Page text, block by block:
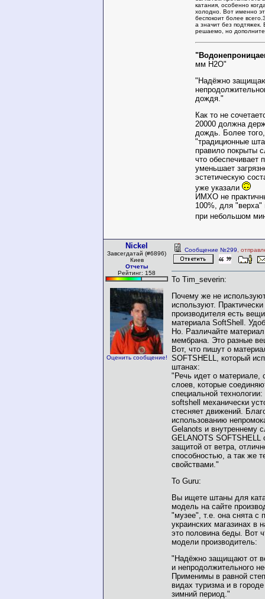
катания, особенно
холодно. Вот именно
беспокоит более
а значит без подтяжек.
решаемо, но
мм H2O"
"Надёжно
дождя."
Как то не
20000 должна
дождь. Более того,
"традиционные
правило покрыты
что обеспечивает
уменьшает
эстетическую
уже указали
ИМХО не
100%, для
при небольшом
Nickel
Завсегдатай (#6896)
Киев
Отчеты
Рейтинг: 158
Оценить сообщение!
Сообщение №299 ,
To Tim_severin:
Почему же не
используют.
производителя есть
материала SoftShell.
Но. Различайте
мембрана. Это разные
Вот, что пишут о
SOFTSHELL, который
штанах:
"Речь идет о материале,
слоев, которые
специальной
softshell механически
стесняет движений.
использованию
Gelanots и внутреннему
GELANOTS SOFTSHELL
защитой от ветра,
способностью, а так же
свойствами."
To Guru:
Вы ищете штаны для
модель на сайте
"музее", т.е. она снята с
украинских магазинах в
это половина беды. Вот
модели производитель:
"Надёжно защищают от
и непродолжительного
Применимы в равной
видах туризма и в
зимний период."